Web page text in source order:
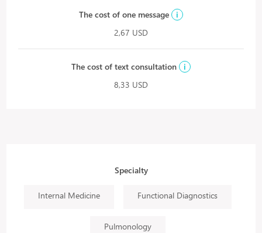
The cost of one message
i
2,67 USD
The cost of text consultation
i
8,33 USD
Specialty
Internal Medicine Functional Diagnostics
Pulmonology